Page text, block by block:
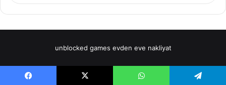
unblocked games evden eve nakliyat